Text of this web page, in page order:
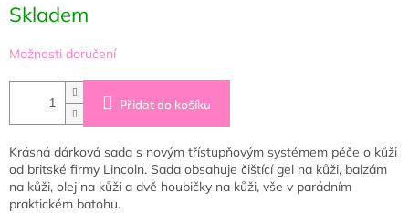
cena:
Skladem
Možnosti doručení
Přidat do košíku
Krásná dárková sada s novým třístupňovým systémem péče o kůži
od britské firmy Lincoln. Sada obsahuje čištící gel na kůži, balzám
na kůži, olej na kůži a dvě houbičky na kůži, vše v parádním
praktickém batohu.